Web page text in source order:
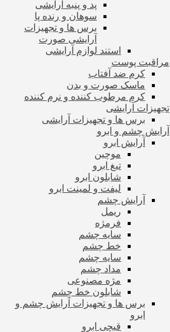
پد و پنبه آرایشی
سوهان و رنده پا
برس ها و تجهیزات
آرایشی صورت
استند لوازم آرایشی
مراقبت پوست
کرم ضد آفتاب
ماسک صورت و بدن
کرم مرطوب کننده و نرم کننده
تجهیزات آرایشی
برس ها و تجهیزات آرایشی
آرایش چشم و ابرو
آرایش ابرو
موچین
تیغ ابرو
شابلون ابرو
لیفت و لمینت ابرو
آرایش چشم
ریمل
فرمژه
سایه چشم
خط چشم
سایه چشم
مداد چشم
مژه مصنوعی
شابلون خط چشم
برس ها و تجهیزات آرایش چشم و
ابرو
قیچی ابرو